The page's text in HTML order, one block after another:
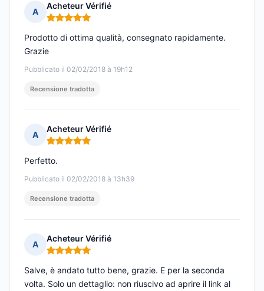
A
Acheteur Vérifié
Nota: 5 su 5
Pubblicato il 02/02/2018 à 19h12
Prodotto di ottima qualità, consegnato rapidamente.
Grazie
Recensione tradotta
A
Acheteur Vérifié
Nota: 5 su 5
Pubblicato il 02/02/2018 à 13h39
Perfetto.
Recensione tradotta
A
Acheteur Vérifié
Nota: 5 su 5
Salve, è andato tutto bene, grazie. E per la seconda
volta. Solo un dettaglio: non riuscivo ad aprire il link al